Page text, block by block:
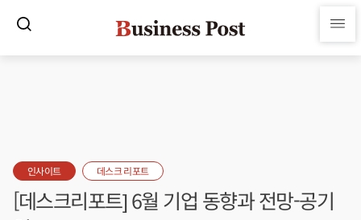
인사이트 데스크 리포트
[데스크리포트] 6월 기업 동향과 전망-공기